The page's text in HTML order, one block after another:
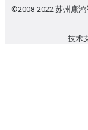
©2008-2022 苏州康
技术